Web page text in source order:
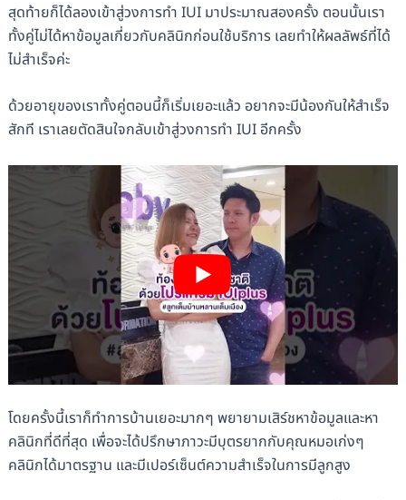
สุดท้ายก็ได้ลองเข้าสู่วงการทำ IUI มาประมาณสองครั้ง ตอนนั้นเรา
ทั้งคู่ไม่ได้หาข้อมูลเกี่ยวกับคลินิกก่อนใช้บริการ เลยทำให้ผลลัพธ์ที่ได้
ไม่สำเร็จค่ะ
ด้วยอายุของเราทั้งคู่ตอนนี้ก็เริ่มเยอะแล้ว อยากจะมีน้องกันให้สำเร็จ
สักที เราเลยตัดสินใจกลับเข้าสู่วงการทำ IUI อีกครั้ง
โดยครั้งนี้เราก็ทำการบ้านเยอะมากๆ พยายามเสิร์ชหาข้อมูลและหา
คลินิกที่ดีที่สุด เพื่อจะได้ปรึกษาภาวะมีบุตรยากกับคุณหมอเก่งๆ
คลินิกได้มาตรฐาน และมีเปอร์เซ็นต์ความสำเร็จในการมีลูกสูง